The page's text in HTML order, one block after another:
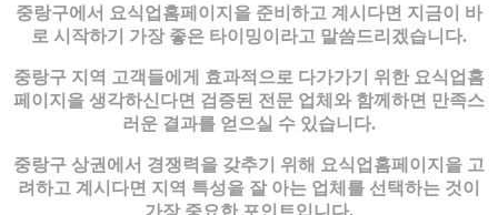
중랑구에서 요식업홈페이지을 준비하고 계시다면 지금이 바
로 시작하기 가장 좋은 타이밍이라고 말씀드리겠습니다.
중랑구 지역 고객들에게 효과적으로 다가가기 위한 요식업홈
페이지을 생각하신다면 검증된 전문 업체와 함께하면 만족스
러운 결과를 얻으실 수 있습니다.
중랑구 상권에서 경쟁력을 갖추기 위해 요식업홈페이지을 고
려하고 계시다면 지역 특성을 잘 아는 업체를 선택하는 것이
가장 중요한 포인트입니다.